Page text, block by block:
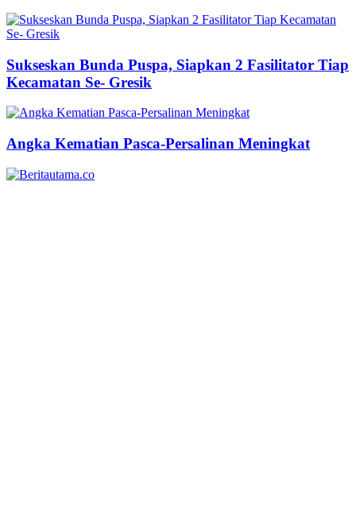
Sukseskan Bunda Puspa, Siapkan 2 Fasilitator Tiap
Kecamatan Se- Gresik
Angka Kematian Pasca-Persalinan Meningkat